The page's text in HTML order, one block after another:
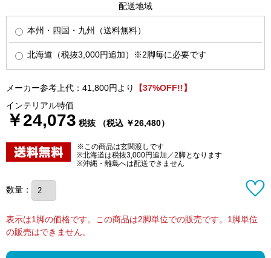
配送地域
本州・四国・九州（送料無料）
北海道（税抜3,000円追加）※2脚毎に必要です
メーカー参考上代：41,800円より
【37%OFF!!】
インテリアル特価
￥24,073 税抜 （税込 ￥26,480）
※この商品は玄関渡しです
※北海道は税抜3,000円追加／2脚となります
※沖縄・離島へは配送できません
数量：
表示は1脚の価格です。この商品は2脚単位での販売です。1脚単位
の販売はできません。